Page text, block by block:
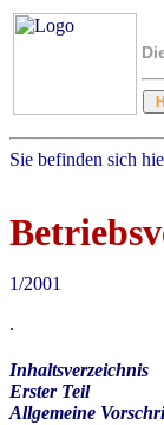
Sie befinden sich
1/2001
.
Inhaltsverzeichnis
Erster Teil
Allgemeine